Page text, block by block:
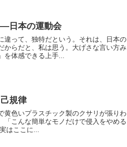
日本の運動会
って、独特だという。それは、日本の
からだと、私は思う。大げさな言い方み
を体感できる上手...
規律
黄色いプラスチック製のクサリが張りわ
こんな簡単なモノだけで侵入をやめる
らしい。 しかし、実はここに...